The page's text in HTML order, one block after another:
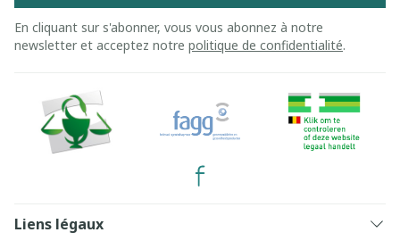
En cliquant sur s'abonner, vous vous abonnez à notre
newsletter et acceptez notre politique de confidentialité.
Liens légaux